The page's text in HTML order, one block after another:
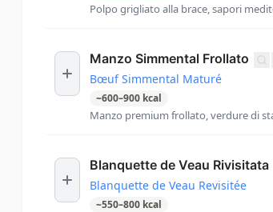
Polpo grigliato alla brace, sapori
Manzo Simmental Frollato
Bœuf Simmental Maturé
~600–900 kcal
Manzo premium frollato, verdure di
Blanquette de Veau Rivisitata
Blanquette de Veau Revisitée
~550–800 kcal